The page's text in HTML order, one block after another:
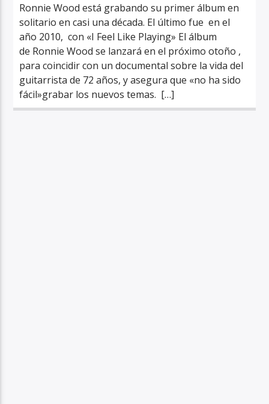
Ronnie Wood está grabando su primer álbum en
solitario en casi una década. El último fue en el
año 2010, con «I Feel Like Playing» El álbum
de Ronnie Wood se lanzará en el próximo otoño ,
para coincidir con un documental sobre la vida del
guitarrista de 72 años, y asegura que «no ha sido
fácil»grabar los nuevos temas. […]